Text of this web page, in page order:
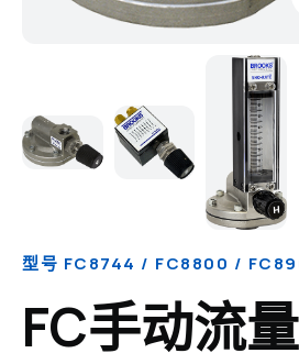
型号 FC8744 / FC8800 /
FC手动流